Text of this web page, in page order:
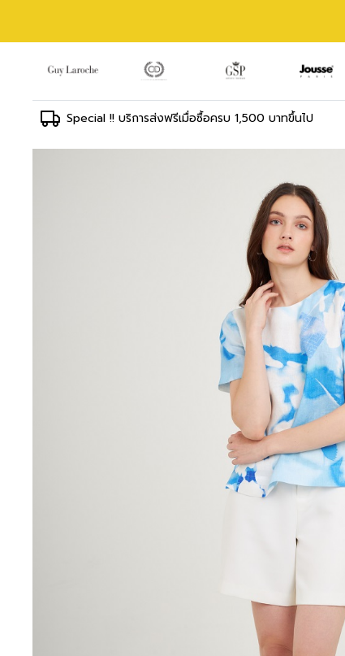
Special !! บริการส่งฟรีเมื่อซื้อครบ 1,500 บาทขึ้นไป